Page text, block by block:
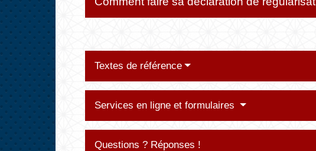
Textes de référence
Services en ligne et formulaires
Questions ? Réponses !